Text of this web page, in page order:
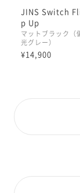
🙆🏻‍♀️
これ一本でこ
✨✨✨
UVWカット
JINS Switch
p Up
マットブラック（
光グレー）
¥14,900